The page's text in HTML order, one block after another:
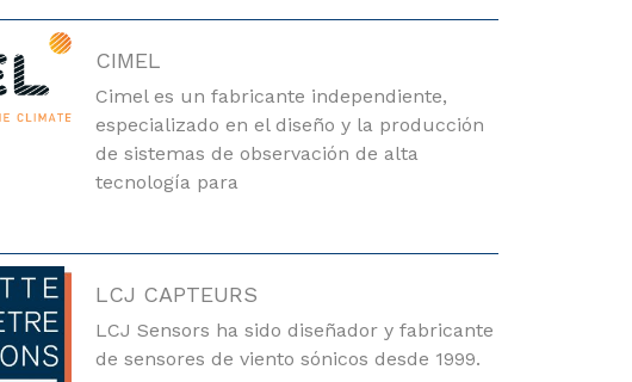
CIMEL
Cimel es un fabricante independiente,
especializado en el diseño y la producción
de sistemas de observación de alta
tecnología para
LCJ CAPTEURS
LCJ Sensors ha sido diseñador y fabricante
de sensores de viento sónicos desde 1999.